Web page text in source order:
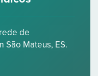
de
São Mateus, ES.